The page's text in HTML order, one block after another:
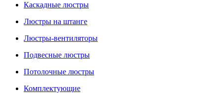
Каскадные люстры
Люстры на штанге
Люстры-вентиляторы
Подвесные люстры
Потолочные люстры
Комплектующие